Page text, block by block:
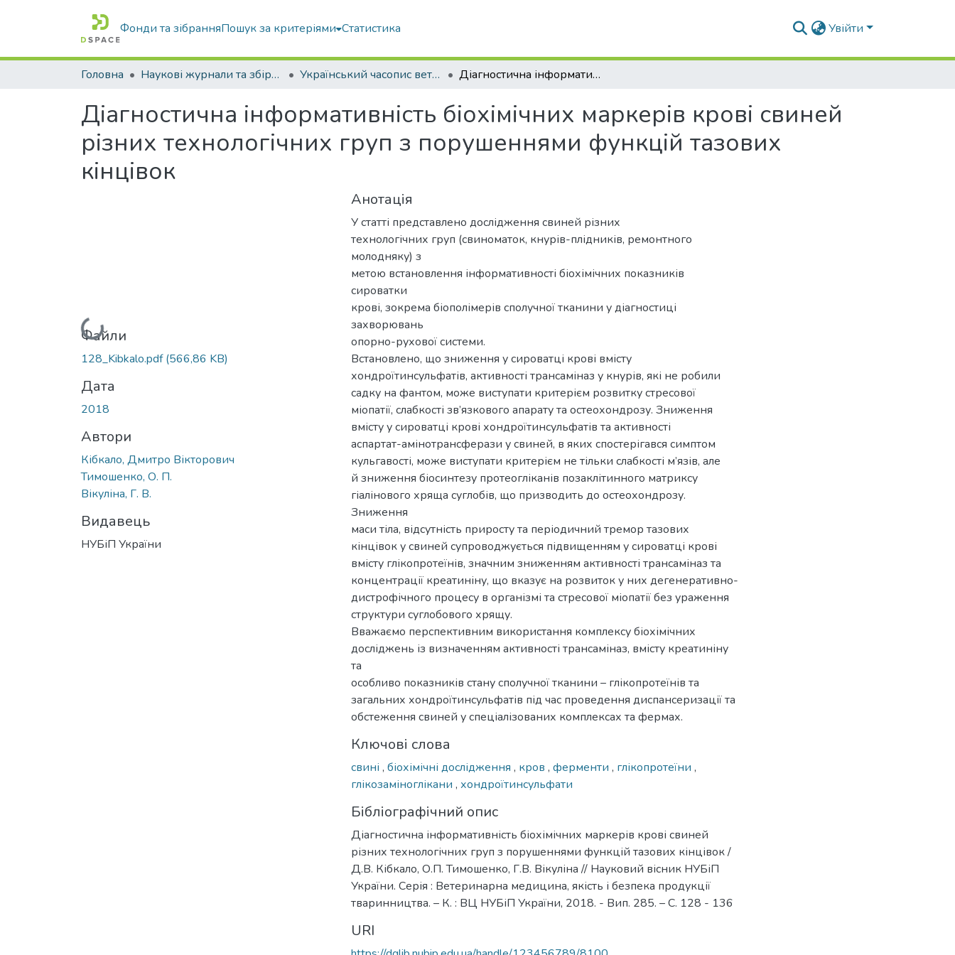
Фонди та зібранняПошук за критеріями Статистика Увійти
Головна Наукові журнали та збірники видань Український часопис ветеринарних наук Діагностична інформативність біохімічних маркерів крові свиней різних технологічних груп з порушеннями функцій тазових кінцівок
Діагностична інформативність біохімічних маркерів крові свиней
різних технологічних груп з порушеннями функцій тазових
кінцівок
Вантажиться...
Файли
128_Kibkalo.pdf(566,86 KB)
Дата
2018
Автори
Кібкало, Дмитро Вікторович
Тимошенко, О. П.
Вікуліна, Г. В.
Видавець
НУБіП України
Анотація
У статті представлено дослідження свиней різних
технологічних груп (свиноматок, кнурів-плідників, ремонтного
молодняку) з
метою встановлення інформативності біохімічних показників
сироватки
крові, зокрема біополімерів сполучної тканини у діагностиці
захворювань
опорно-рухової системи.
Встановлено, що зниження у сироватці крові вмісту
хондроїтинсульфатів, активності трансаміназ у кнурів, які не робили
садку на фантом, може виступати критерієм розвитку стресової
міопатії, слабкості зв’язкового апарату та остеохондрозу. Зниження
вмісту у сироватці крові хондроїтинсульфатів та активності
аспартат-амінотрансферази у свиней, в яких спостерігався симптом
кульгавості, може виступати критерієм не тільки слабкості м’язів, але
й зниження біосинтезу протеогліканів позаклітинного матриксу
гіалінового хряща суглобів, що призводить до остеохондрозу.
Зниження
маси тіла, відсутність приросту та періодичний тремор тазових
кінцівок у свиней супроводжується підвищенням у сироватці крові
вмісту глікопротеїнів, значним зниженням активності трансаміназ та
концентрації креатиніну, що вказує на розвиток у них дегенеративно-
дистрофічного процесу в організмі та стресової міопатії без ураження
структури суглобового хрящу.
Вважаємо перспективним використання комплексу біохімічних
досліджень із визначенням активності трансаміназ, вмісту креатиніну
та
особливо показників стану сполучної тканини – глікопротеїнів та
загальних хондроїтинсульфатів під час проведення диспансеризації та
обстеження свиней у спеціалізованих комплексах та фермах.
Ключові слова
свині , біохімічні дослідження , кров , ферменти , глікопротеїни ,
глікозаміноглікани , хондроїтинсульфати
Бібліографічний опис
Діагностична інформативність біохімічних маркерів крові свиней
різних технологічних груп з порушеннями функцій тазових кінцівок /
Д.В. Кібкало, О.П. Тимошенко, Г.В. Вікуліна // Науковий вісник НУБіП
України. Серія : Ветеринарна медицина, якість і безпека продукції
тваринництва. – К. : ВЦ НУБіП України, 2018. - Вип. 285. – С. 128 - 136
URI